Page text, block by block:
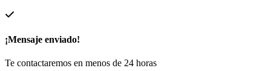
¡Mensaje enviado!
Te contactaremos en menos de 24 horas